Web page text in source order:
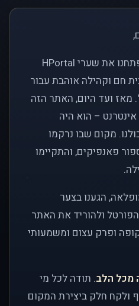
לפני כמעט שני עשורים, פתחנו את שערי HPortal
חם וקהילה אוהבת עבור
מאז ועד היום, האתר הזה
– הוא היה
מקום שבו נרקמו
פאנפיקים, והתקיימו
הגענו בצער
ולהוריד את האתר
ופרק עצום ומשמעותי
מכל הלב. תודה לכל מי
ולקח חלק ביצירת המקום